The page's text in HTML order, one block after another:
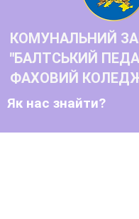
КОМУНАЛЬНИЙ
"БАЛТСЬКИЙ
ФАХОВИЙ
Як нас знайти?